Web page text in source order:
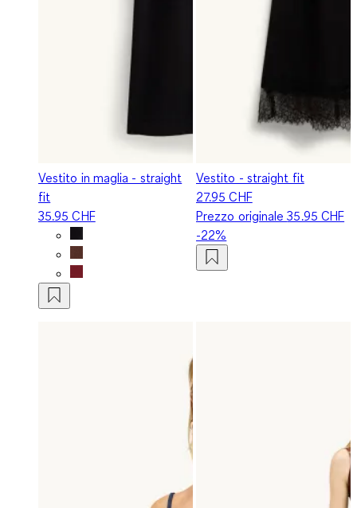
Vestito in maglia - straight
fit
35.95 CHF
Vestito - straight fit
27.95 CHF
Prezzo originale35.95 CHF
-22%